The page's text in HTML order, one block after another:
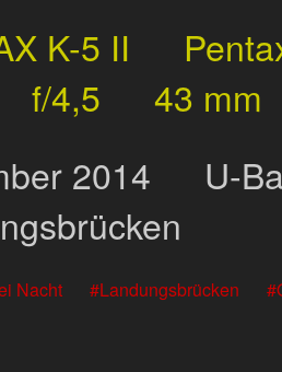
K-5 II
f/4,5
43 mm
2014
U-
Nacht Landungsbrücken